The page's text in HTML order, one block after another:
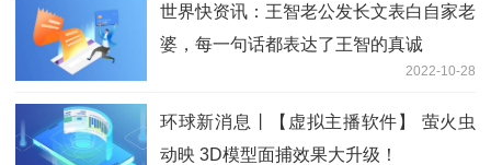
世界快资讯：王智老公发长文表白自家老
婆，每一句话都表达了王智的真诚
2022-10-28
环球新消息丨【虚拟主播软件】 萤火虫
动映 3D模型面捕效果大升级！